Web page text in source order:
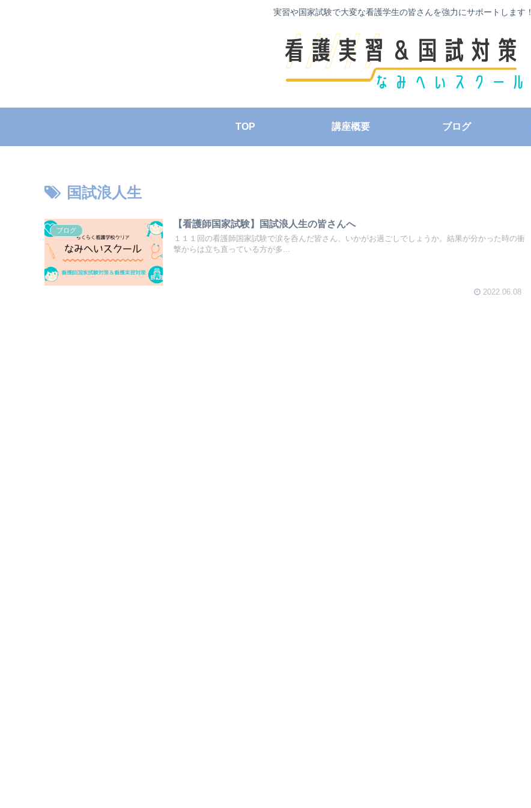
実習や国家試験で大変な看護学生の皆さんを強力にサポートします！
TOP 講座概要 ブログ
国試浪人生
ブログ
【看護師国家試験】国試浪人生の皆さんへ
１１１回の看護師国家試験で涙を呑んだ皆さん、いかがお過ごしでしょうか。結果が分かった時の衝
撃からは立ち直っている方が多...
2022.06.08